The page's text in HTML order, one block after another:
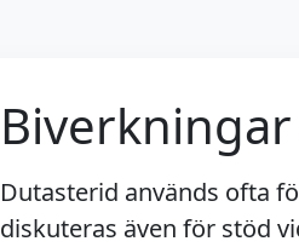
Dutasterid används ofta
diskuteras även för stöd